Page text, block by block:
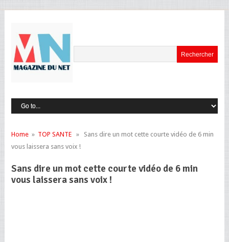
Home» TOP SANTE» Sans dire un mot cette courte vidéo de 6 min
vous laissera sans voix !
Sans dire un mot cette courte vidéo de 6 min
vous laissera sans voix !